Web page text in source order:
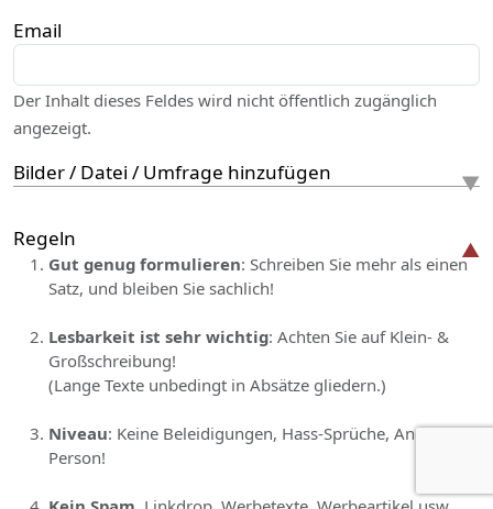
Email
Der Inhalt dieses Feldes wird nicht öffentlich zugänglich
angezeigt.
Bilder / Datei / Umfrage hinzufügen
Regeln
Gut genug formulieren: Schreiben Sie mehr als einen
Satz, und bleiben Sie sachlich!
Lesbarkeit ist sehr wichtig: Achten Sie auf Klein- &
Großschreibung!
(Lange Texte unbedingt in Absätze gliedern.)
Niveau: Keine Beleidigungen, Hass-Sprüche, Angriff auf
Person!